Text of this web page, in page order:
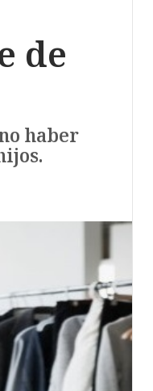
de
haber